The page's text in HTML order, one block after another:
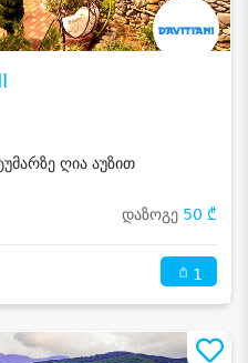
ღია აუზით
დაზოგე 50 ₾
1